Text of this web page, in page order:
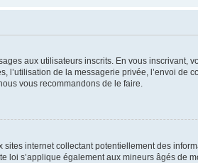
aux utilisateurs inscrits. En vous inscrivant,
l’utilisation de la messagerie privée, l’envoi de
vous recommandons de le faire.
internet collectant potentiellement des
s’applique également aux mineurs âgés de